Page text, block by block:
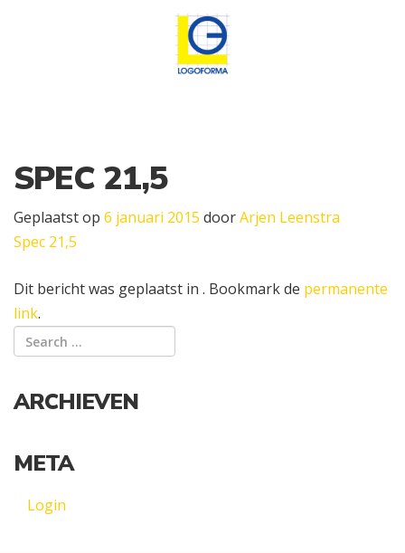
SPEC 21,5
Geplaatst op 6 januari 2015 doorArjen Leenstra
Spec 21,5
Dit bericht was geplaatst in . Bookmark de permanente
link.
ARCHIEVEN
META
Login